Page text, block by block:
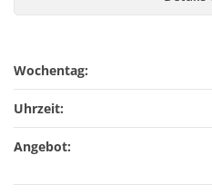
Wochentag:
Uhrzeit:
Angebot: